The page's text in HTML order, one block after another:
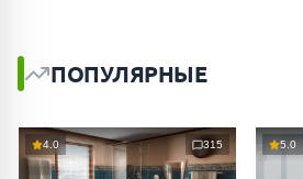
ПОПУЛЯРНЫЕ
4.0 315 5.0